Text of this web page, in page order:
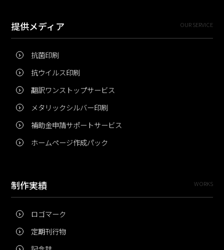
提供メディア OUR SERVICE
抗菌印刷
抗ウイルス印刷
翻訳ワンストップサービス
メタリックシルバー印刷
補助金申請サポートサービス
ホームページ作成パック
制作実績 WORKS
ロゴマーク
定期刊行物